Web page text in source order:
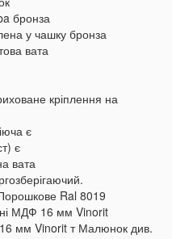
бронза
у чашку бронза
вата
кріплення на
є
є
вата
.
Ral 8019
МДФ 16 мм Vinorit
мм Vinorit т Малюнок див.